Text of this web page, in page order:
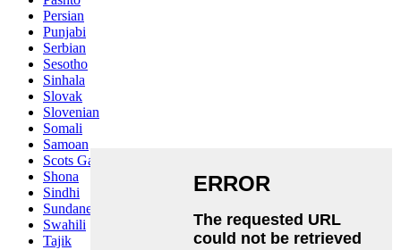
Persian
Punjabi
Serbian
Sesotho
Sinhala
Slovak
Slovenian
Somali
Samoan
Scots Gaelic
Shona
Sindhi
Sundanese
Swahili
Tajik